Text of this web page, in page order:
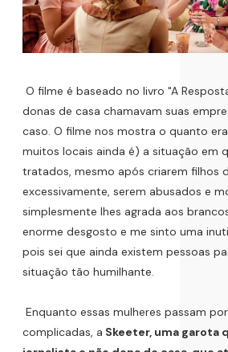
O filme é baseado no livro "A
donas de casa chamavam suas
caso. O filme nos mostra o quanto
muitos locais ainda é) a situação em
tratados, mesmo após criarem filhos
excessivamente, serem abusados e
simplesmente lhes agrada aos
enorme desgosto e me sinto uma
pois sei que ainda existem pessoas
situação tão humilhante.
Enquanto essas mulheres passam
complicadas, a Skeeter, uma garota